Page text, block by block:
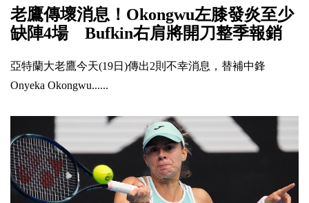
老鷹傳壞消息！Okongwu左膝發炎至少
缺陣4場 Bufkin右肩將開刀整季報銷
亞特蘭大老鷹今天(19日)傳出2則不幸消息，替補中鋒
Onyeka Okongwu......